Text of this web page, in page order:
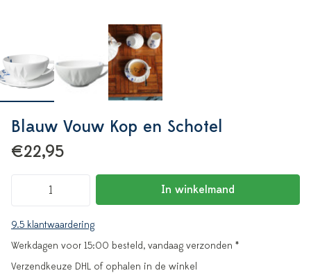
Blauw Vouw Kop en Schotel
€22,95
In winkelmand
9.5 klantwaardering
Werkdagen voor 15:00 besteld, vandaag verzonden *
Verzendkeuze DHL of ophalen in de winkel